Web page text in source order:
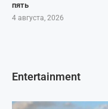
пять
4 августа, 2026
Entertainment